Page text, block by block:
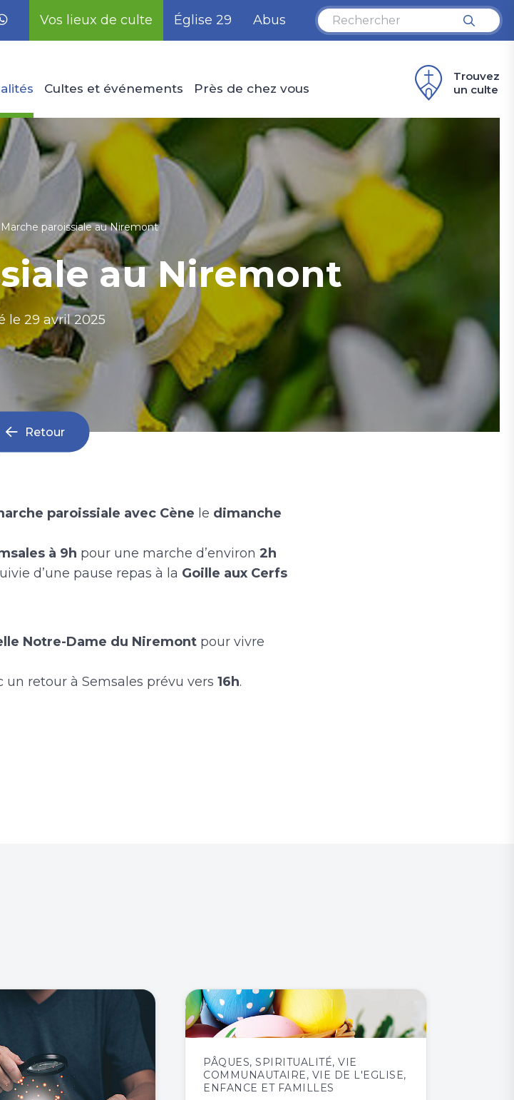
Vos lieux de culte Église 29 Abus
Cultes et événements Près de chez vous
Trouvez
un culte
Marche paroissiale au Niremont
au Niremont
le 29 avril 2025
Retour
paroissiale avec Cène le dimanche
à 9h pour une marche d’environ 2h
d’une pause repas à la Goille aux Cerfs
Notre-Dame du Niremont pour vivre
un retour à Semsales prévu vers 16h.
PÂQUES, SPIRITUALITÉ, VIE
COMMUNAUTAIRE, VIE DE L'EGLISE,
ENFANCE ET FAMILLES